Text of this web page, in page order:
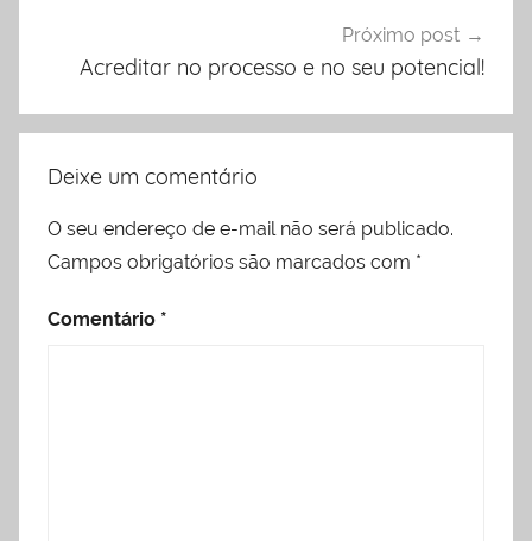
Próximo post
Acreditar no processo e no seu potencial!
Deixe um comentário
O seu endereço de e-mail não será publicado.
Campos obrigatórios são marcados com *
Comentário *